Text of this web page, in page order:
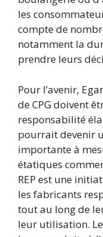
les
compte de
notamment la
prendre leurs
Pour l’avenir,
de CPG doivent
responsabilité
pourrait devenir
importante à
étatiques
REP est une
les fabricants
tout au long de
leur utilisation.